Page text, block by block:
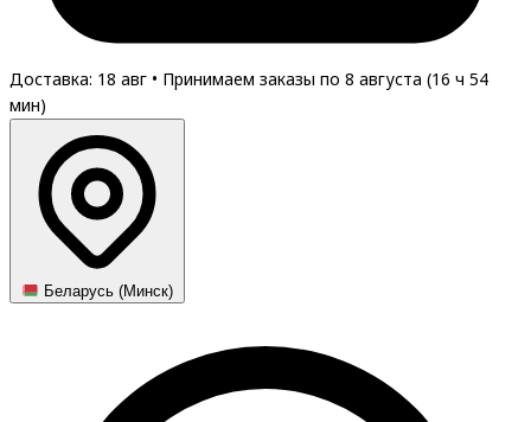
Доставка: 18 авг • Принимаем заказы по 8 августа (16 ч 54
мин)
Беларусь (Минск)